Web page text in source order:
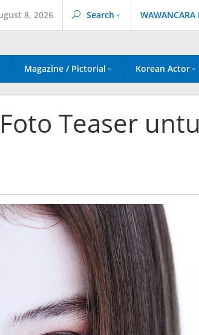
8, 2026 Search WAWANCARA
Magazine / Pictorial Korean Actor
Teaser